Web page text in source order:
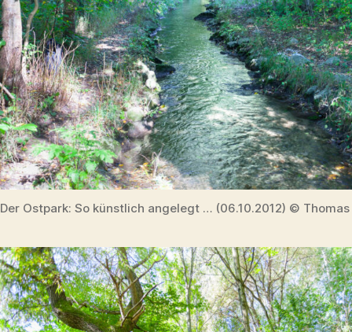
Der Ostpark: So künstlich angelegt … (06.10.2012) ©